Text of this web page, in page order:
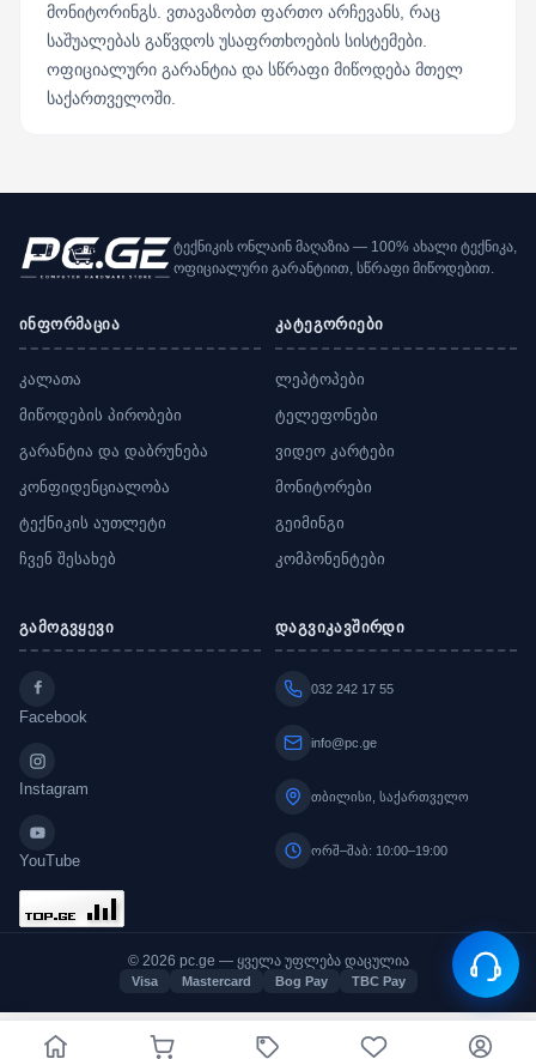
მონიტორინგს. ვთავაზობთ ფართო არჩევანს, რაც
საშუალებას გაწვდოს უსაფრთხოების სისტემები.
ოფიციალური გარანტია და სწრაფი მიწოდება მთელ
საქართველოში.
ტექნიკის ონლაინ მაღაზია — 100% ახალი ტექნიკა,
ოფიციალური გარანტიით, სწრაფი მიწოდებით.
ინფორმაცია
კალათა
მიწოდების პირობები
გარანტია და დაბრუნება
კონფიდენციალობა
ტექნიკის აუთლეტი
ჩვენ შესახებ
კატეგორიები
ლეპტოპები
ტელეფონები
ვიდეო კარტები
მონიტორები
გეიმინგი
კომპონენტები
გამოგვყევი
Facebook
Instagram
YouTube
დაგვიკავშირდი
032 242 17 55
info@pc.ge
თბილისი, საქართველო
ორშ–შაბ: 10:00–19:00
© 2026 pc.ge — ყველა უფლება დაცულია
Visa Mastercard Bog Pay TBC Pay